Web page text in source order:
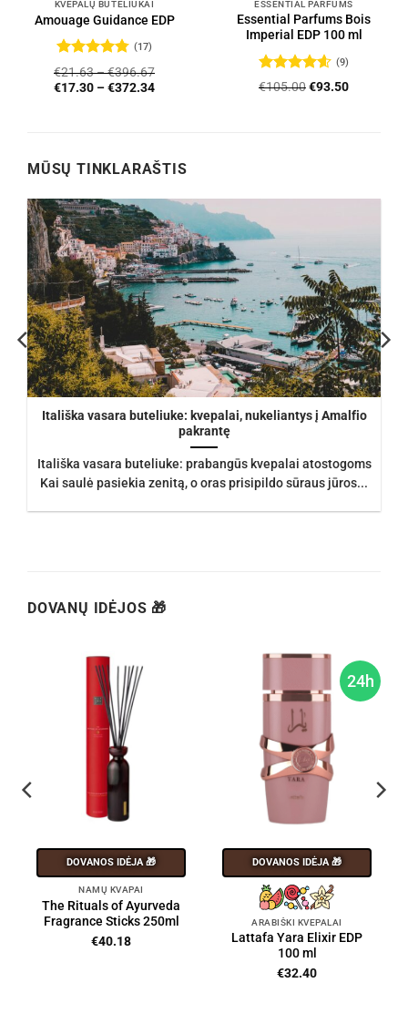
KVEPALŲ BUTELIUKAI
Amouage Guidance EDP
Įvertinimas:
4.76iš 5
(17)
€21.63–€396.67
€17.30 –€372.34
ESSENTIAL PARFUMS
Essential Parfums Bois
Imperial EDP 100 ml
Įvertinimas:
(9)
€105.00Original
€93.50Current
MŪSŲ TINKLARAŠTIS
Itališka vasara buteliuke: kvepalai, nukeliantys į Amalfio
pakrantę
Itališka vasara buteliuke: prabangūs kvepalai atostogoms
Kai saulė pasiekia zenitą, o oras prisipildo sūraus jūros...
DOVANŲ IDĖJOS 🎁
DOVANOS IDĖJA 🎁
NAMŲ KVAPAI
The Rituals of Ayurveda
Fragrance Sticks 250ml
€40.18
24h
DOVANOS IDĖJA 🎁
ARABIŠKI KVEPALAI
Lattafa Yara Elixir EDP
100 ml
€32.40